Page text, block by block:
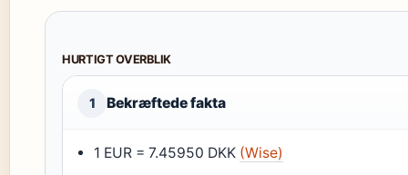
HURTIGT OVERBLIK
1 Bekræftede fakta
1 EUR = 7.45950 DKK (Wise)